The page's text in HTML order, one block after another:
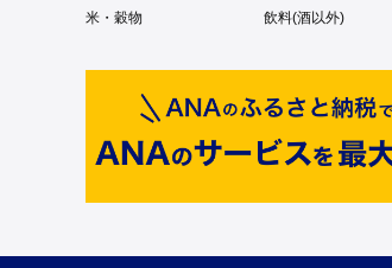
米・穀物
飲料(酒以外)